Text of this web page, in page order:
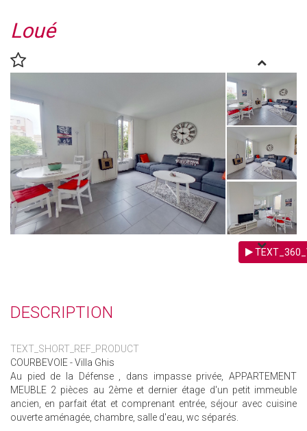
Loué
DESCRIPTION
TEXT_SHORT_REF_PRODUCT
COURBEVOIE - Villa Ghis
Au pied de la Défense , dans impasse privée, APPARTEMENT
MEUBLE 2 pièces au 2ème et dernier étage d'un petit immeuble
ancien, en parfait état et comprenant entrée, séjour avec cuisine
ouverte aménagée, chambre, salle d'eau, wc séparés.